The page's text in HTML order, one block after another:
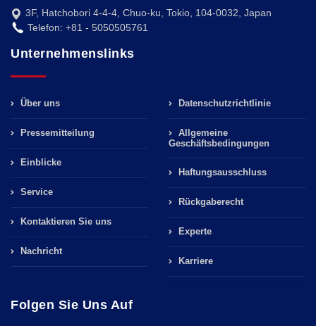
3F, Hatchobori 4-4-4, Chuo-ku, Tokio, 104-0032, Japan
Telefon: +81 - 5050505761
Unternehmenslinks
Über uns
Pressemitteilung
Einblicke
Service
Kontaktieren Sie uns
Nachricht
Datenschutzrichtlinie
Allgemeine
Geschäftsbedingungen
Haftungsausschluss
Rückgaberecht
Experte
Karriere
Folgen Sie Uns Auf